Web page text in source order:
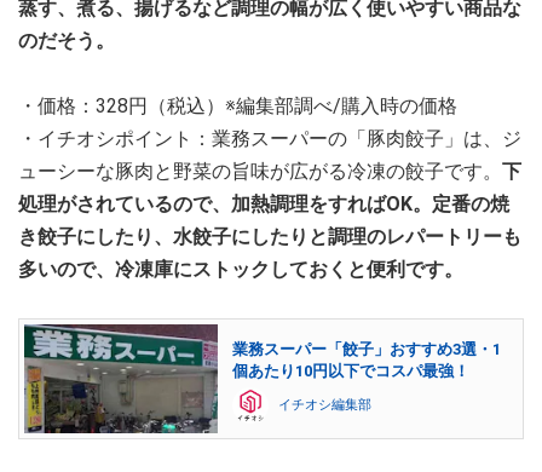
蒸す、煮る、揚げるなど調理の幅が広く使いやすい商品な
のだそう。
・価格：328円（税込）※編集部調べ/購入時の価格
・イチオシポイント：業務スーパーの「豚肉餃子」は、ジ
ューシーな豚肉と野菜の旨味が広がる冷凍の餃子です。 下
処理がされているので、加熱調理をすればOK。定番の焼
き餃子にしたり、水餃子にしたりと調理のレパートリーも
多いので、冷凍庫にストックしておくと便利です。
業務スーパー「餃子」おすすめ3選・1
個あたり10円以下でコスパ最強！
イチオシ編集部